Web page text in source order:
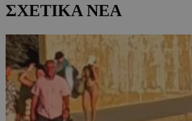
ΣΧΕΤΙΚΑ ΝΕΑ